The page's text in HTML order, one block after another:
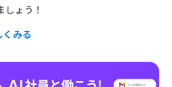
しょう！
みる